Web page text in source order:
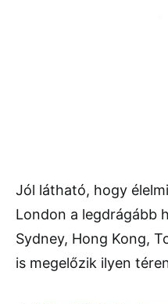
Jól látható, hogy
London a legdrágább
Sydney, Hong Kong,
is megelőzik ilyen